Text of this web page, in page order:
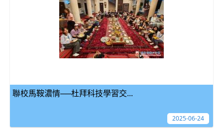
聯校馬鞍濃情──杜拜科技學習交...
2025-06-24